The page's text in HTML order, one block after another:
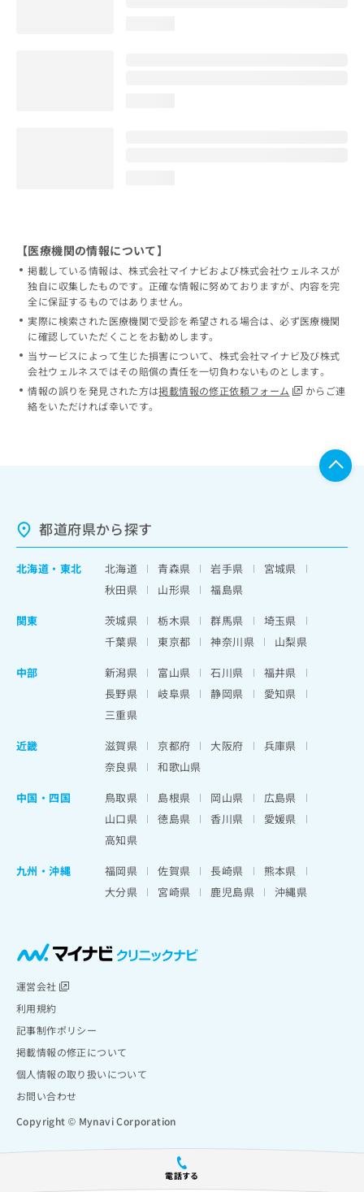
電話する
【医療機関の情報について】
掲載している情報は、株式会社マイナビおよび株式会社ウェルネスが
独自に収集したものです。正確な情報に努めておりますが、内容を完
全に保証するものではありません。
実際に検索された医療機関で受診を希望される場合は、必ず医療機関
に確認していただくことをお勧めします。
当サービスによって生じた損害について、株式会社マイナビ及び株式
会社ウェルネスではその賠償の責任を一切負わないものとします。
情報の誤りを発見された方は掲載情報の修正依頼フォーム
からご連
絡をいただければ幸いです。
都道府県から探す
北海道 ・ 東北 北海道 青森県 岩手県
宮城県
秋田県
山形県
福島県
関東
茨城県 栃木県 群馬県
埼玉県
千葉県
東京都 神奈川県
山梨県
中部
新潟県 富山県 石川県
福井県
長野県
岐阜県 静岡県
愛知県
三重県
近畿
滋賀県 京都府 大阪府
兵庫県
奈良県
和歌山県
中国・四国
鳥取県 島根県 岡山県
広島県
山口県
徳島県 香川県
愛媛県
高知県
九州・沖縄
福岡県 佐賀県 長崎県
熊本県
大分県
宮崎県 鹿児島県 沖縄県
運営会社
利用規約
記事制作ポリシー
掲載情報の修正について
個人情報の取り扱いについて
お問い合わせ
Copyright © Mynavi Corporation